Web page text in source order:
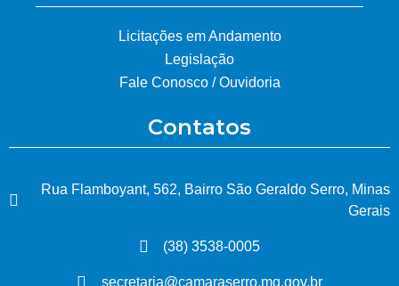
Licitações em Andamento
Legislação
Fale Conosco / Ouvidoria
Contatos
Rua Flamboyant, 562, Bairro São Geraldo Serro, Minas
Gerais
(38) 3538-0005
secretaria@camaraserro.mg.gov.br